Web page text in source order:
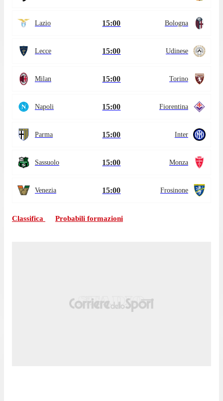
Lazio 15:00 Bologna
Lecce 15:00 Udinese
Milan 15:00 Torino
Napoli 15:00 Fiorentina
Parma 15:00 Inter
Sassuolo 15:00 Monza
Venezia 15:00 Frosinone
Classifica Probabili formazioni